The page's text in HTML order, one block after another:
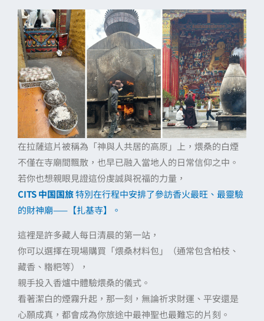
在拉薩這片被稱為「神與人共居的高原」上，煨桑的白煙
不僅在寺廟間飄散，也早已融入當地人的日常信仰之中。
若你也想親眼見證這份虔誠與祝福的力量，
CITS 中国国旅特別在行程中安排了參訪香火最旺、最靈驗
的財神廟——【扎基寺】。
這裡是許多藏人每日清晨的第一站，
你可以選擇在現場購買「煨桑材料包」（通常包含柏枝、
藏香、糌粑等），
親手投入香爐中體驗煨桑的儀式。
看著潔白的煙霧升起，那一刻，無論祈求財運、平安還是
心願成真，都會成為你旅途中最神聖也最難忘的片刻。